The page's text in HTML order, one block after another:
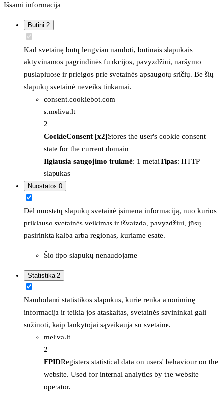
Išsami informacija
Būtini 2
Kad svetainę būtų lengviau naudoti, būtinais slapukais
aktyvinamos pagrindinės funkcijos, pavyzdžiui, naršymo
puslapiuose ir prieigos prie svetainės apsaugotų sričių. Be šių
slapukų svetainė neveiks tinkamai.
consent.cookiebot.com
s.meliva.lt
2
CookieConsent [x2]Stores the user's cookie consent
state for the current domain
Ilgiausia saugojimo trukmė: 1 metaiTipas: HTTP
slapukas
Nuostatos 0
Dėl nuostatų slapukų svetainė įsimena informaciją, nuo kurios
priklauso svetainės veikimas ir išvaizda, pavyzdžiui, jūsų
pasirinkta kalba arba regionas, kuriame esate.
Šio tipo slapukų nenaudojame
Statistika 2
Naudodami statistikos slapukus, kurie renka anoniminę
informacija ir teikia jos ataskaitas, svetainės savininkai gali
sužinoti, kaip lankytojai sąveikauja su svetaine.
meliva.lt
2
FPIDRegisters statistical data on users' behaviour on the
website. Used for internal analytics by the website
operator.